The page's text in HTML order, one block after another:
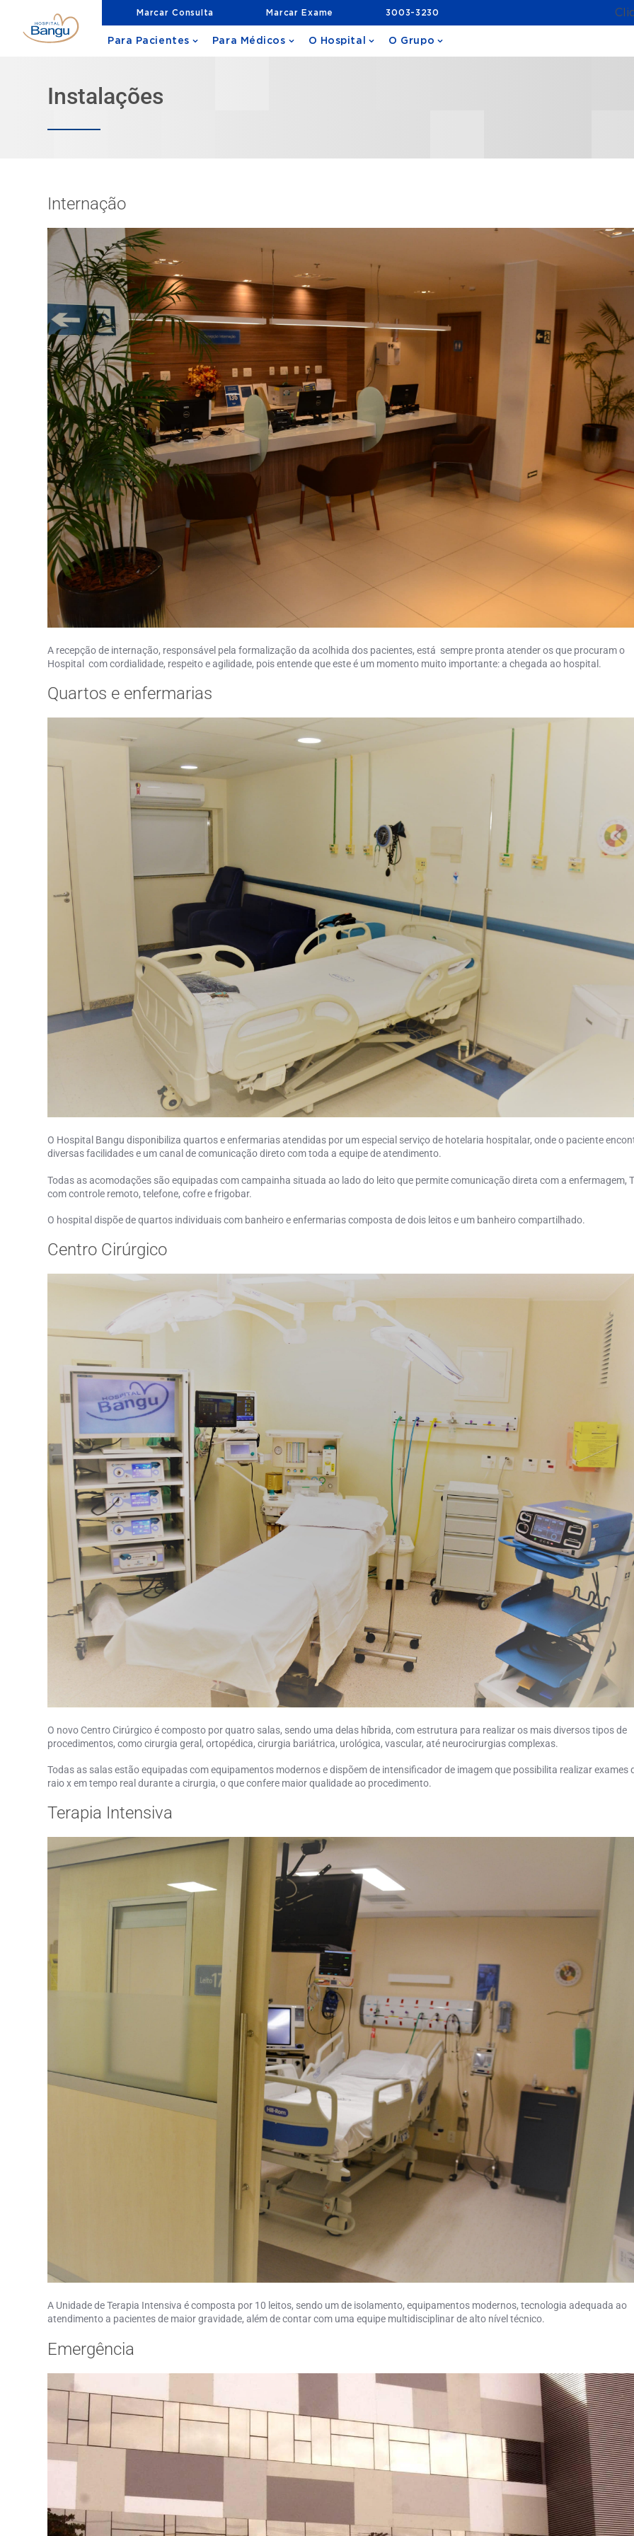
Marcar Consulta Marcar Exame 3003-3230
Para Pacientes Para Médicos O Hospital O Grupo
Instalações
Internação
A recepção de internação, responsável pela formalização da acolhida dos pacientes, está sempre pronta atender os que procuram o
Hospital com cordialidade, respeito e agilidade, pois entende que este é um momento muito importante: a chegada ao hospital.
Quartos e enfermarias
O Hospital Bangu disponibiliza quartos e enfermarias atendidas por um especial serviço de hotelaria hospitalar, onde o paciente
diversas facilidades e um canal de comunicação direto com toda a equipe de atendimento.
Todas as acomodações são equipadas com campainha situada ao lado do leito que permite comunicação direta com a enfermagem,
com controle remoto, telefone, cofre e frigobar.
O hospital dispõe de quartos individuais com banheiro e enfermarias composta de dois leitos e um banheiro compartilhado.
Centro Cirúrgico
O novo Centro Cirúrgico é composto por quatro salas, sendo uma delas híbrida, com estrutura para realizar os mais diversos tipos de
procedimentos, como cirurgia geral, ortopédica, cirurgia bariátrica, urológica, vascular, até neurocirurgias complexas.
Todas as salas estão equipadas com equipamentos modernos e dispõem de intensificador de imagem que possibilita realizar exames
raio x em tempo real durante a cirurgia, o que confere maior qualidade ao procedimento.
Terapia Intensiva
A Unidade de Terapia Intensiva é composta por 10 leitos, sendo um de isolamento, equipamentos modernos, tecnologia adequada ao
atendimento a pacientes de maior gravidade, além de contar com uma equipe multidisciplinar de alto nível técnico.
Emergência